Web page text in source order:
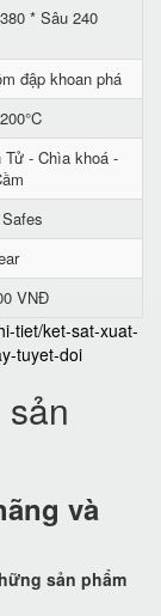
* Sâu 240
đập khoan phá
- Chìa khoá -
VNĐ
tiet/ket-sat-xuat-
tuyet-doi
và
sản phẩm